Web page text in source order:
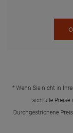
* Wenn Sie nicht in
sich alle Preise
Durchgestrichene